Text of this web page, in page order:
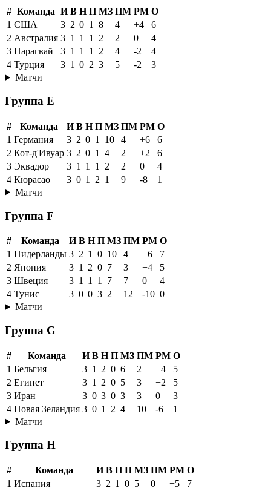
# Команда И В Н П МЗ ПМ РМ О
1 США 3 2 0 1 8 4 +4
6
2 Австралия 3 1 1 1 2 2 0
4
3 Парагвай 3 1 1 1 2 4 -2
4
4 Турция 3 1 0 2 3 5 -2
3
Матчи
Группа E
# Команда И В Н П МЗ ПМ РМ О
1 Германия 3 2 0 1 10 4 +6
6
2 Кот-д'Ивуар 3 2 0 1 4 2 +2
6
3 Эквадор 3 1 1 1 2 2 0
4
4 Кюрасао 3 0 1 2 1 9 -8
1
Матчи
Группа F
# Команда И В Н П МЗ ПМ РМ О
1 Нидерланды 3 2 1 0 10 4 +6
7
2 Япония 3 1 2 0 7 3 +4
5
3 Швеция 3 1 1 1 7 7 0
4
4 Тунис 3 0 0 3 2 12 -10 0
Матчи
Группа G
# Команда И В Н П МЗ ПМ РМ О
1 Бельгия 3 1 2 0 6 2 +4
5
2 Египет 3 1 2 0 5 3 +2
5
3 Иран 3 0 3 0 3 3 0
3
4 Новая Зеландия 3 0 1 2 4 10 -6
1
Матчи
Группа H
# Команда И В Н П МЗ ПМ РМ О
1 Испания 3 2 1 0 5 0 +5
7